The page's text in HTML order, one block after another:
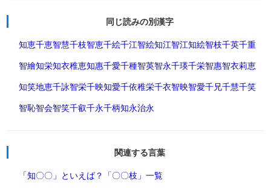
同じ読みの別漢字
知恵千恵智慧千枝智恵千絵千江智絵知江智江知絵智枝千英千重
智繪知栄知衣稚恵知惠千愛千種智英智永千瑛千栄智惠智衣莉恵
知笑地恵千詠智栄千映知愛千依稚栄千衣智映智愛千兄千慧千笑
智恥智会智笑千叡千永千柄知永治永
関連する言葉
「知〇〇」といえば？ 「〇〇枝」一覧